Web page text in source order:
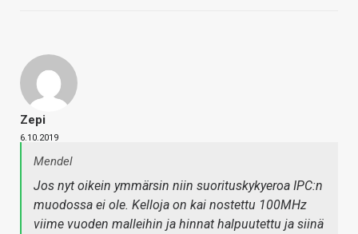
Zepi
6.10.2019
Mendel
Jos nyt oikein ymmärsin niin suorituskykyeroa IPC:n
muodossa ei ole. Kelloja on kai nostettu 100MHz
viime vuoden malleihin ja hinnat halpuutettu ja siinä